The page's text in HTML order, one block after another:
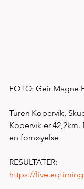
FOTO: Geir Magne
Turen Kopervik,
Kopervik er
en fornøyelse
RESULTATER:
https://